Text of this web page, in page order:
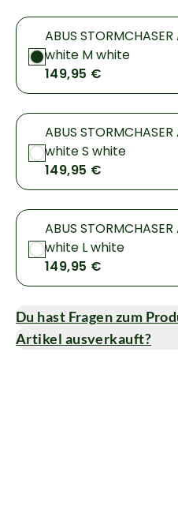
ABUS
white M white
149,95 €
ABUS
white S white
149,95 €
ABUS
white L white
149,95 €
Du hast Fragen zum
Artikel ausverkauft?